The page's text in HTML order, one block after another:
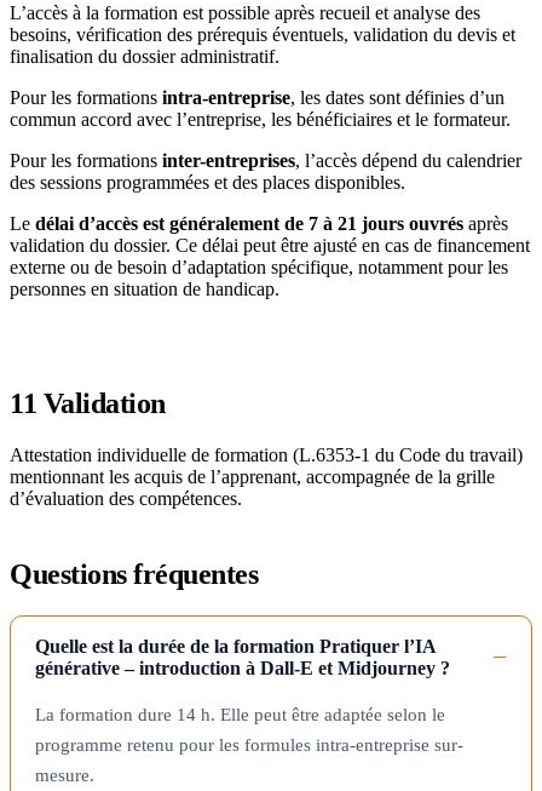
L’accès à la formation est possible après recueil et analyse des
besoins, vérification des prérequis éventuels, validation du devis et
finalisation du dossier administratif.
Pour les formations intra-entreprise, les dates sont définies d’un
commun accord avec l’entreprise, les bénéficiaires et le formateur.
Pour les formations inter-entreprises, l’accès dépend du calendrier
des sessions programmées et des places disponibles.
Le délai d’accès est généralement de 7 à 21 jours ouvrés après
validation du dossier. Ce délai peut être ajusté en cas de financement
externe ou de besoin d’adaptation spécifique, notamment pour les
personnes en situation de handicap.
11 Validation
Attestation individuelle de formation (L.6353-1 du Code du travail)
mentionnant les acquis de l’apprenant, accompagnée de la grille
d’évaluation des compétences.
Questions fréquentes
Quelle est la durée de la formation Pratiquer l’IA
générative – introduction à Dall-E et Midjourney ?
La formation dure 14 h. Elle peut être adaptée selon le
programme retenu pour les formules intra-entreprise sur-
mesure.